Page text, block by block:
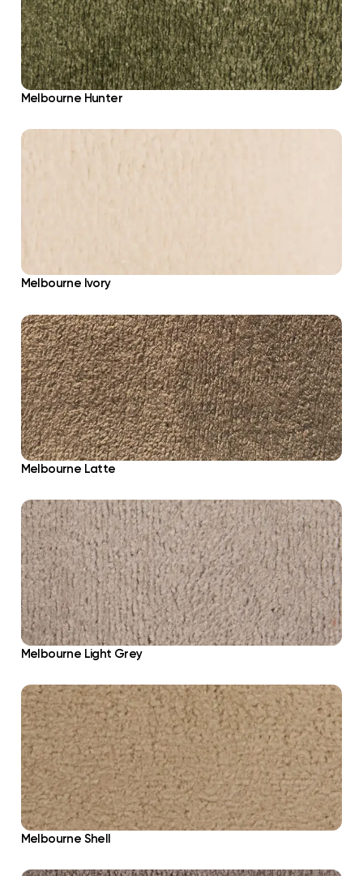
Melbourne Hunter
Melbourne Ivory
Melbourne Latte
Melbourne Light Grey
Melbourne Shell